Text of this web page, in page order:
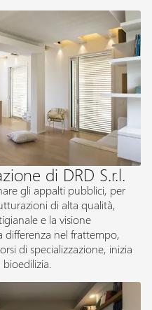
di DRD S.r.l.
gli appalti pubblici, per
di alta qualità,
e la visione
differenza nel frattempo,
di specializzazione, inizia